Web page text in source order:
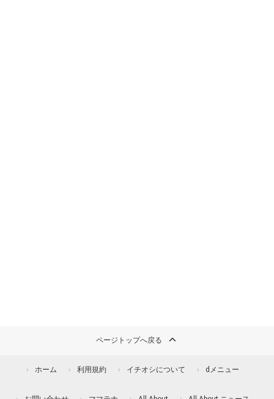
ページトップへ戻る
ホーム 利用規約 イチオシについて dメニュー